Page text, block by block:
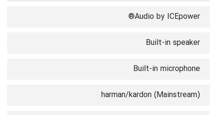
Audio by ICEpower®
Built-in speaker
Built-in microphone
harman/kardon (Mainstream)